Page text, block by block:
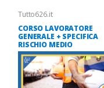
Tutto626.it
CORSO LAVORATORE
GENERALE + SPECIFICA
RISCHIO MEDIO